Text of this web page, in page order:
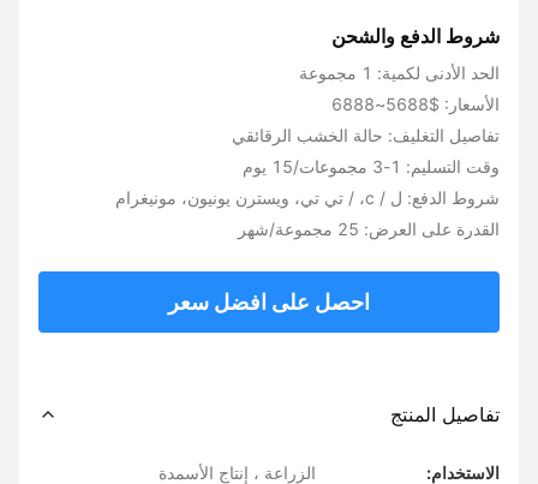
شروط الدفع والشحن
الحد الأدنى لكمية: 1 مجموعة
الأسعار: $5688~6888
تفاصيل التغليف: حالة الخشب الرقائقي
وقت التسليم: 1-3 مجموعات/15 يوم
شروط الدفع: ل / c، / تي تي، ويسترن يونيون، مونيغرام
القدرة على العرض: 25 مجموعة/شهر
احصل على افضل سعر
تفاصيل المنتج
الاستخدام: الزراعة ، إنتاج الأسمدة